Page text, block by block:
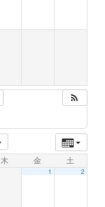
木 金 土
1 2